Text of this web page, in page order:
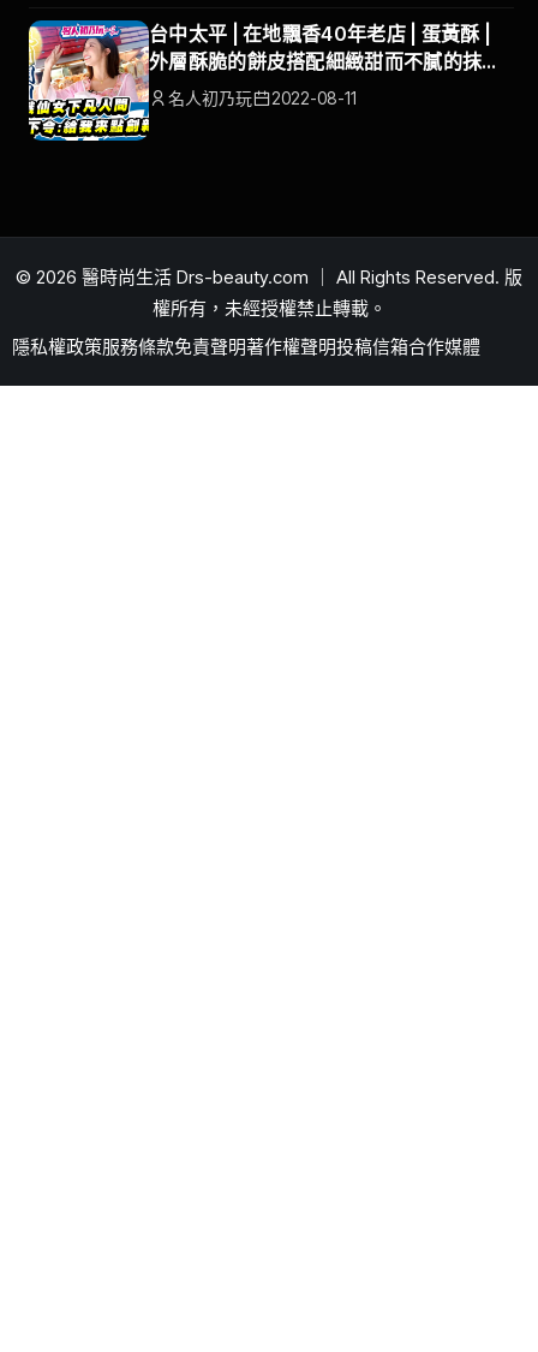
台中太平 | 在地飄香40年老店 | 蛋黃酥 |
外層酥脆的餅皮搭配細緻甜而不膩的抹茶
豆沙 |名人初乃玩 | @沈玉琳的御琳軍 巫苡
名人初乃玩 2022-08-11
© 2026 醫時尚生活 Drs-beauty.com ｜ All Rights Reserved. 版
權所有，未經授權禁止轉載。
隱私權政策服務條款免責聲明著作權聲明投稿信箱合作媒體